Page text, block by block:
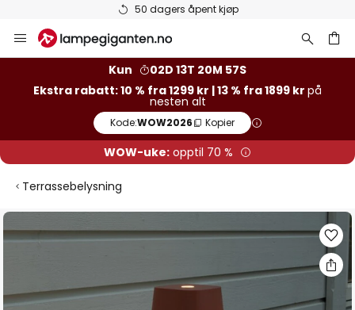
50 dagers åpent kjøp
Hopp
til
Kun
02D 13T 20M 57S
Ekstra rabatt: 10 % fra 1299 kr | 13 % fra 1899 kr på
nesten alt
Kode:WOW2026 Kopier
WOW-uke: opptil 70 %
Terrassebelysning
Gå
til
bildegalleri